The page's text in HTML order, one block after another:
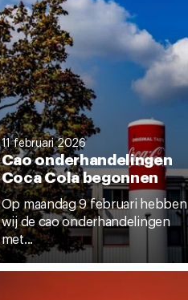
11 februari 2026
Cao onderhandelingen
Coca Cola begonnen
Op maandag 9 februari hebben
wij de cao onderhandelingen
met...